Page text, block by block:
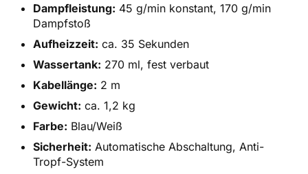
Dampfleistung: 45 g/min konstant, 170 g/min
Dampfstoß
Aufheizzeit: ca. 35 Sekunden
Wassertank: 270 ml, fest verbaut
Kabellänge: 2 m
Gewicht: ca. 1,2 kg
Farbe: Blau/Weiß
Sicherheit: Automatische Abschaltung, Anti-
Tropf-System